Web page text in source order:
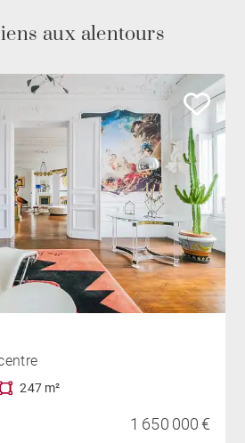
aux alentours
247 m²
1 650 000 €